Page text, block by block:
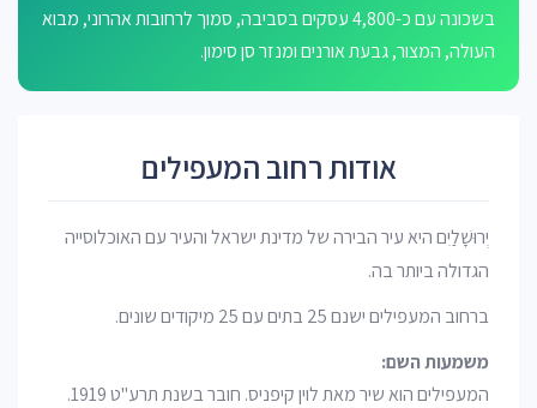
בשכונה עם כ-4,800 עסקים בסביבה, סמוך לרחובות אהרוני, מבוא
העולה, המצור, גבעת אורנים ומנזר סן סימון.
אודות רחוב המעפילים
יְרוּשָׁלַיִם היא עיר הבירה של מדינת ישראל והעיר עם האוכלוסייה
הגדולה ביותר בה.
ברחוב המעפילים ישנם 25 בתים עם 25 מיקודים שונים.
משמעות השם:
המעפילים הוא שיר מאת לוין קיפניס. חובר בשנת תרע"ט 1919.